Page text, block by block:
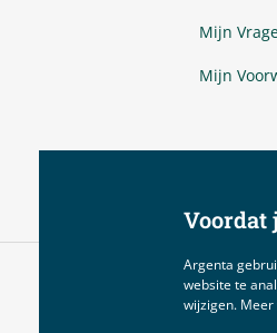
Voordat
Argenta
website te
wijzigen. Meer
Mijn
Mijn